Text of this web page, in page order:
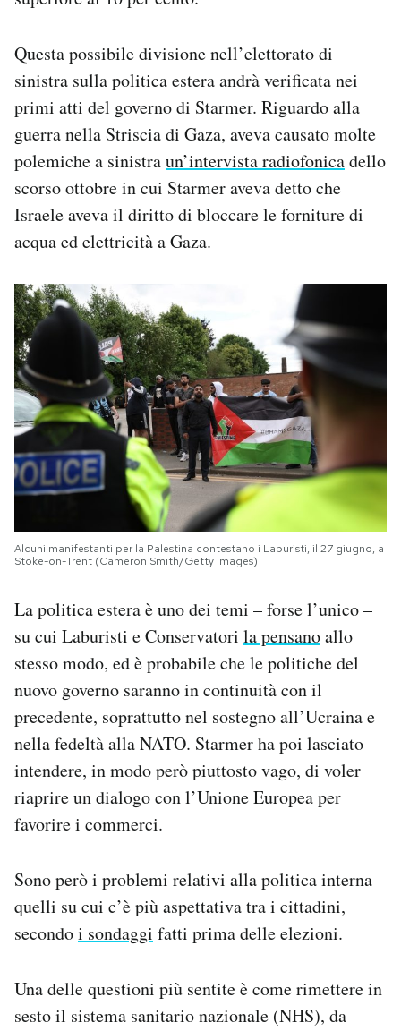
Questa possibile divisione nell’elettorato di
sinistra sulla politica estera andrà verificata nei
primi atti del governo di Starmer. Riguardo alla
guerra nella Striscia di Gaza, aveva causato molte
polemiche a sinistraun’intervista radiofonicadello
scorso ottobre in cui Starmer aveva detto che
Israele aveva il diritto di bloccare le forniture di
acqua ed elettricità a Gaza.
Alcuni manifestanti per la Palestina contestano i Laburisti, il 27 giugno, a
Stoke-on-Trent (Cameron Smith/Getty Images)
La politica estera è uno dei temi – forse l’unico –
su cui Laburisti e Conservatori la pensanoallo
stesso modo, ed è probabile che le politiche del
nuovo governo saranno in continuità con il
precedente, soprattutto nel sostegno all’Ucraina e
nella fedeltà alla NATO. Starmer ha poi lasciato
intendere, in modo però piuttosto vago, di voler
riaprire un dialogo con l’Unione Europea per
favorire i commerci.
Sono però i problemi relativi alla politica interna
quelli su cui c’è più aspettativa tra i cittadini,
secondoi sondaggi fatti prima delle elezioni.
Una delle questioni più sentite è come rimettere in
sesto il sistema sanitario nazionale (NHS), da